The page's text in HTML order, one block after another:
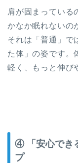
肩が固まっている
かなか眠れない
それは「普通」で
た体」の姿です。
軽く、もっと伸び
④ 「安心でき
プ